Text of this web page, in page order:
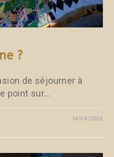
?
de séjourner à
point sur…
14/04/2026